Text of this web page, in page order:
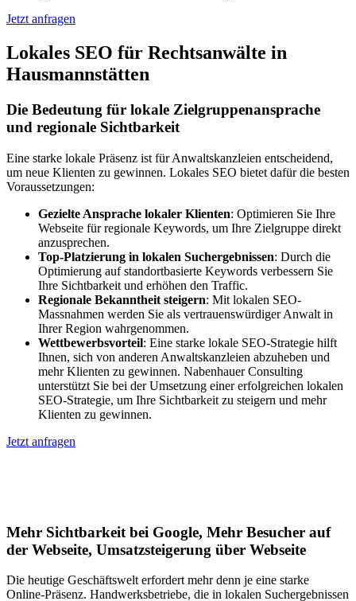
Jetzt anfragen
Lokales SEO für Rechtsanwälte in
Hausmannstätten
Die Bedeutung für lokale Zielgruppenansprache
und regionale Sichtbarkeit
Eine starke lokale Präsenz ist für Anwaltskanzleien entscheidend,
um neue Klienten zu gewinnen. Lokales SEO bietet dafür die besten
Voraussetzungen:
Gezielte Ansprache lokaler Klienten: Optimieren Sie Ihre
Webseite für regionale Keywords, um Ihre Zielgruppe direkt
anzusprechen.
Top-Platzierung in lokalen Suchergebnissen: Durch die
Optimierung auf standortbasierte Keywords verbessern Sie
Ihre Sichtbarkeit und erhöhen den Traffic.
Regionale Bekanntheit steigern: Mit lokalen SEO-
Massnahmen werden Sie als vertrauenswürdiger Anwalt in
Ihrer Region wahrgenommen.
Wettbewerbsvorteil: Eine starke lokale SEO-Strategie hilft
Ihnen, sich von anderen Anwaltskanzleien abzuheben und
mehr Klienten zu gewinnen. Nabenhauer Consulting
unterstützt Sie bei der Umsetzung einer erfolgreichen lokalen
SEO-Strategie, um Ihre Sichtbarkeit zu steigern und mehr
Klienten zu gewinnen.
Jetzt anfragen
Mehr Sichtbarkeit bei Google, Mehr Besucher auf
der Webseite, Umsatzsteigerung über Webseite
Die heutige Geschäftswelt erfordert mehr denn je eine starke
Online-Präsenz. Handwerksbetriebe, die in lokalen Suchergebnissen